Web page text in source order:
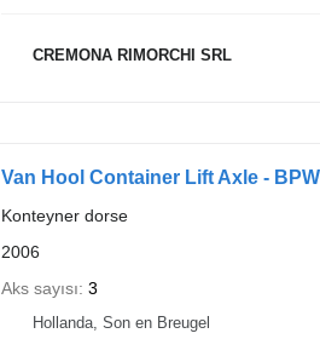
CREMONA RIMORCHI SRL
Van Hool Container Lift Axle -
Konteyner dorse
2006
Aks sayısı 3
Hollanda, Son en Breugel